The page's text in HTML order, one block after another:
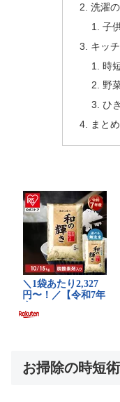
洗濯
子
キッ
時
野
ひ
まとめ
お掃除の時短術